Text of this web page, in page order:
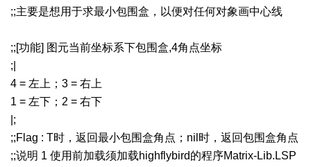
;;主要是想用于求最小包围盒，以便对任何对象画中心线
;;[功能] 图元当前坐标系下包围盒,4角点坐标
;|
4 = 左上；3 = 右上
1 = 左下；2 = 右下
|;
;;Flag : T时，返回最小包围盒角点；nil时，返回包围盒角点
;;说明 1 使用前加载须加载highflybird的程序Matrix-Lib.LSP